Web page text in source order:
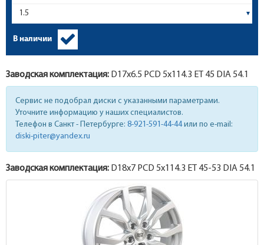
В наличии
Заводская комплектация: D17x6.5 PCD 5x114.3 ET 45 DIA 54.1
Сервис не подобрал диски с указанными параметрами.
Уточните информацию у наших специалистов.
Телефон в Санкт - Петербурге: 8-921-591-44-44или по e-mail:
diski-piter@yandex.ru
Заводская комплектация: D18x7 PCD 5x114.3 ET 45-53 DIA 54.1